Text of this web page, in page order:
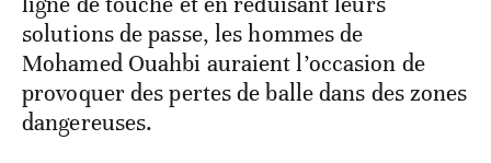
solutions de passe, les hommes de
Mohamed Ouahbi auraient l’occasion de
provoquer des pertes de balle dans des zones
dangereuses.